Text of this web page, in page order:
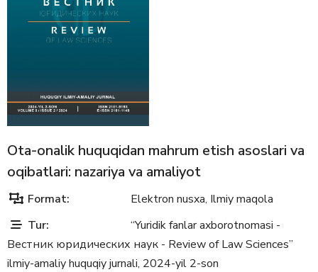
Ota-onalik huquqidan mahrum etish asoslari va
oqibatlari: nazariya va amaliyot
Format: Elektron nusxa, Ilmiy maqola
Tur:
“Yuridik fanlar axborotnomasi -
Вестник юридических наук - Review of Law Sciences”
ilmiy-amaliy huquqiy jurnali, 2024-yil 2-son